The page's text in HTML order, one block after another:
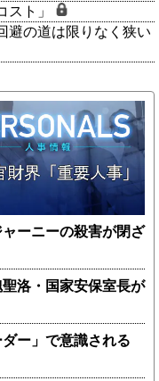
スト」
避の道は限りなく狭い
ーニーの殺害が閉ざ
洛・国家安保室長が
ー」で意識される